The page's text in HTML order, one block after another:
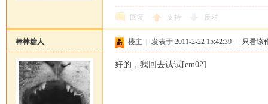
回复 支持 反对
棒棒糖人 楼主 发表于 2011-2-22 15:42:39 只看该
好的，我回去试试[em02]